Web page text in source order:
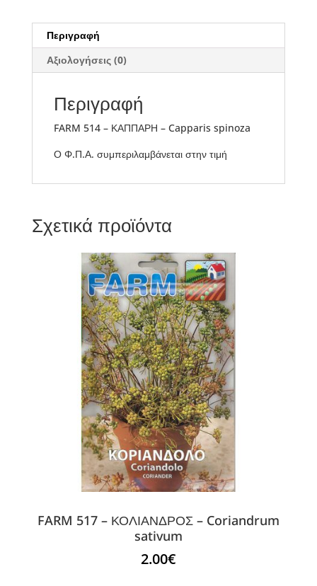
Περιγραφή
Αξιολογήσεις (0)
Περιγραφή
FARM 514 – ΚΑΠΠΑΡΗ – Capparis spinoza
Ο Φ.Π.Α. συμπεριλαμβάνεται στην τιμή
Σχετικά προϊόντα
FARM 517 – ΚΟΛΙΑΝΔΡΟΣ – Coriandrum
sativum
2.00€